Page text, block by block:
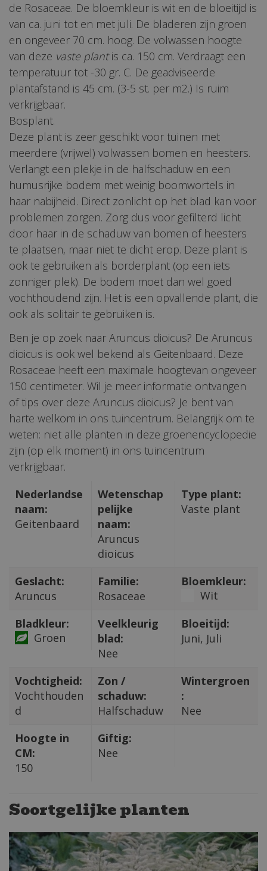
de Rosaceae. De bloemkleur is wit en de bloeitijd is
van ca. juni tot en met juli. De bladeren zijn groen
en ongeveer 70 cm. hoog. De volwassen hoogte
van deze vaste plantis ca. 150 cm. Verdraagt een
temperatuur tot -30 gr. C. De geadviseerde
plantafstand is 45 cm. (3-5 st. per m2.) Is ruim
verkrijgbaar.
Bosplant.
Deze plant is zeer geschikt voor tuinen met
meerdere (vrijwel) volwassen bomen en heesters.
Verlangt een plekje in de halfschaduw en een
humusrijke bodem met weinig boomwortels in
haar nabijheid. Direct zonlicht op het blad kan voor
problemen zorgen. Zorg dus voor gefilterd licht
door haar in de schaduw van bomen of heesters
te plaatsen, maar niet te dicht erop. Deze plant is
ook te gebruiken als borderplant (op een iets
zonniger plek). De bodem moet dan wel goed
vochthoudend zijn. Het is een opvallende plant, die
ook als solitair te gebruiken is.
Ben je op zoek naar Aruncus dioicus? De Aruncus
dioicus is ook wel bekend als Geitenbaard. Deze
Rosaceae heeft een maximale hoogtevan ongeveer
150 centimeter. Wil je meer informatie ontvangen
of tips over deze Aruncus dioicus? Je bent van
harte welkom in ons tuincentrum. Belangrijk om te
weten: niet alle planten in deze groenencyclopedie
zijn (op elk moment) in ons tuincentrum
verkrijgbaar.
Nederlandse
naam:
Geitenbaard
Wetenschap
pelijke
naam:
Aruncus
dioicus
Type plant:
Vaste plant
Geslacht:
Aruncus
Familie:
Rosaceae
Bloemkleur:
Wit
Bladkleur:
Groen
Veelkleurig
blad:
Nee
Bloeitijd:
Juni, Juli
Vochtigheid:
Vochthouden
d
Zon /
schaduw:
Halfschaduw
Wintergroen
:
Nee
Hoogte in
CM:
150
Giftig:
Nee
Soortgelijke planten